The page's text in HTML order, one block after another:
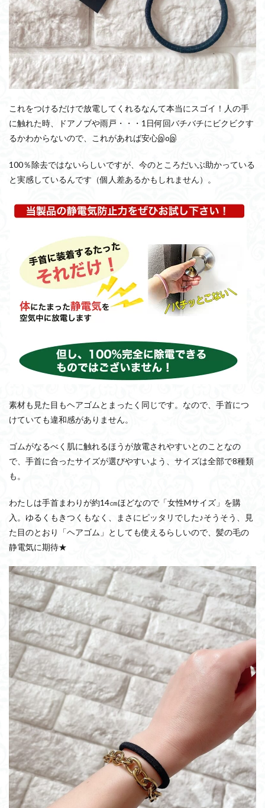
これをつけるだけで放電してくれるなんて本当にスゴイ！人の手
に触れた時、ドアノブや雨戸・・・1日何回バチバチにビクビクす
るかわからないので、これがあれば安心இoஇ
100％除去ではないらしいですが、今のところだいぶ助かっている
と実感しているんです（個人差あるかもしれません）。
素材も見た目もヘアゴムとまったく同じです。なので、手首につ
けていても違和感がありません。
ゴムがなるべく肌に触れるほうが放電されやすいとのことなの
で、手首に合ったサイズが選びやすいよう、サイズは全部で8種類
も。
わたしは手首まわりが約14㎝ほどなので「女性Mサイズ」を購
入。ゆるくもきつくもなく、まさにピッタリでした♪そうそう、見
た目のとおり「ヘアゴム」としても使えるらしいので、髪の毛の
静電気に期待★